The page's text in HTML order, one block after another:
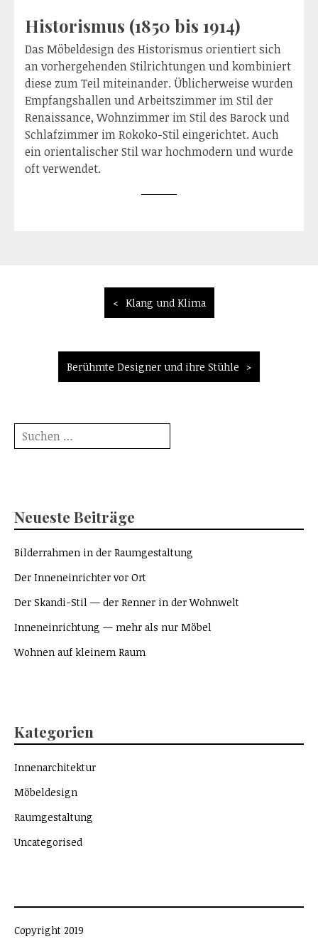
Historismus (1850 bis 1914)
Das Möbeldesign des Historismus orientiert sich
an vorhergehenden Stilrichtungen und kombiniert
diese zum Teil miteinander. Üblicherweise wurden
Empfangshallen und Arbeitszimmer im Stil der
Renaissance, Wohnzimmer im Stil des Barock und
Schlafzimmer im Rokoko-Stil eingerichtet. Auch
ein orientalischer Stil war hochmodern und wurde
oft verwendet.
BeitragsnavigationKlang und Klima
Berühmte Designer und ihre Stühle
Suche
nach:
Neueste Beiträge
Bilderrahmen in der Raumgestaltung
Der Inneneinrichter vor Ort
Der Skandi-Stil — der Renner in der Wohnwelt
Inneneinrichtung — mehr als nur Möbel
Wohnen auf kleinem Raum
Kategorien
Innenarchitektur
Möbeldesign
Raumgestaltung
Uncategorised